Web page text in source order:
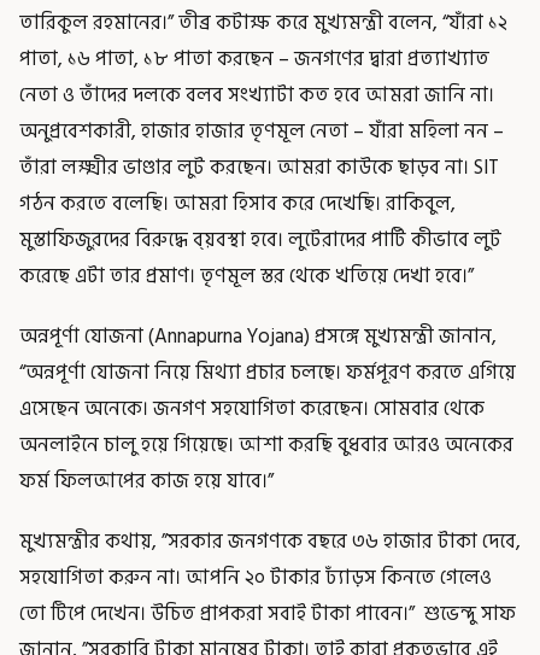
তারিকুল রহমানের।” তীব্র কটাক্ষ করে মুখ্যমন্ত্রী বলেন, “যাঁরা ১২
পাতা, ১৬ পাতা, ১৮ পাতা করছেন – জনগণের দ্বারা প্রত্যাখ্যাত
নেতা ও তাঁদের দলকে বলব সংখ্যাটা কত হবে আমরা জানি না।
অনুপ্রবেশকারী, হাজার হাজার তৃণমূল নেতা – যাঁরা মহিলা নন –
তাঁরা লক্ষ্মীর ভাণ্ডার লুট করছেন। আমরা কাউকে ছাড়ব না। SIT
গঠন করতে বলেছি। আমরা হিসাব করে দেখেছি। রাকিবুল,
মুস্তাফিজুরদের বিরুদ্ধে ব্য়বস্থা হবে। লুটেরাদের পার্টি কীভাবে লুট
করেছে এটা তার প্রমাণ। তৃণমূল স্তর থেকে খতিয়ে দেখা হবে।”
অন্নপূর্ণা যোজনা (Annapurna Yojana) প্রসঙ্গে মুখ্যমন্ত্রী জানান,
“অন্নপূর্ণা যোজনা নিয়ে মিথ্যা প্রচার চলছে। ফর্মপূরণ করতে এগিয়ে
এসেছেন অনেকে। জনগণ সহযোগিতা করেছেন। সোমবার থেকে
অনলাইনে চালু হয়ে গিয়েছে। আশা করছি বুধবার আরও অনেকের
ফর্ম ফিলআপের কাজ হয়ে যাবে।”
মুখ্যমন্ত্রীর কথায়, ”সরকার জনগণকে বছরে ৩৬ হাজার টাকা দেবে,
সহযোগিতা করুন না। আপনি ২০ টাকার ঢ্যাঁড়স কিনতে গেলেও
তো টিপে দেখেন। উচিত প্রাপকরা সবাই টাকা পাবেন।” শুভেন্দু সাফ